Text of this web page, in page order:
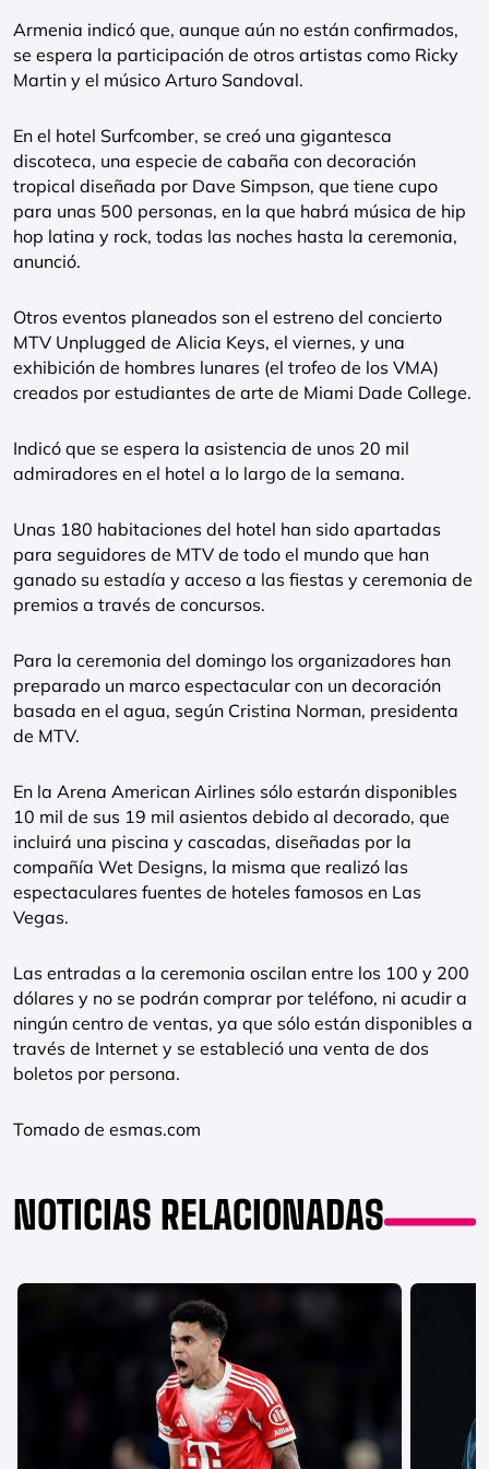
Armenia indicó que, aunque aún no están confirmados,
se espera la participación de otros artistas como Ricky
Martin y el músico Arturo Sandoval.
En el hotel Surfcomber, se creó una gigantesca
discoteca, una especie de cabaña con decoración
tropical diseñada por Dave Simpson, que tiene cupo
para unas 500 personas, en la que habrá música de hip
hop latina y rock, todas las noches hasta la ceremonia,
anunció.
Otros eventos planeados son el estreno del concierto
MTV Unplugged de Alicia Keys, el viernes, y una
exhibición de hombres lunares (el trofeo de los VMA)
creados por estudiantes de arte de Miami Dade College.
Indicó que se espera la asistencia de unos 20 mil
admiradores en el hotel a lo largo de la semana.
Unas 180 habitaciones del hotel han sido apartadas
para seguidores de MTV de todo el mundo que han
ganado su estadía y acceso a las fiestas y ceremonia de
premios a través de concursos.
Para la ceremonia del domingo los organizadores han
preparado un marco espectacular con un decoración
basada en el agua, según Cristina Norman, presidenta
de MTV.
En la Arena American Airlines sólo estarán disponibles
10 mil de sus 19 mil asientos debido al decorado, que
incluirá una piscina y cascadas, diseñadas por la
compañía Wet Designs, la misma que realizó las
espectaculares fuentes de hoteles famosos en Las
Vegas.
Las entradas a la ceremonia oscilan entre los 100 y 200
dólares y no se podrán comprar por teléfono, ni acudir a
ningún centro de ventas, ya que sólo están disponibles a
través de Internet y se estableció una venta de dos
boletos por persona.
Tomado de esmas.com
NOTICIAS RELACIONADAS